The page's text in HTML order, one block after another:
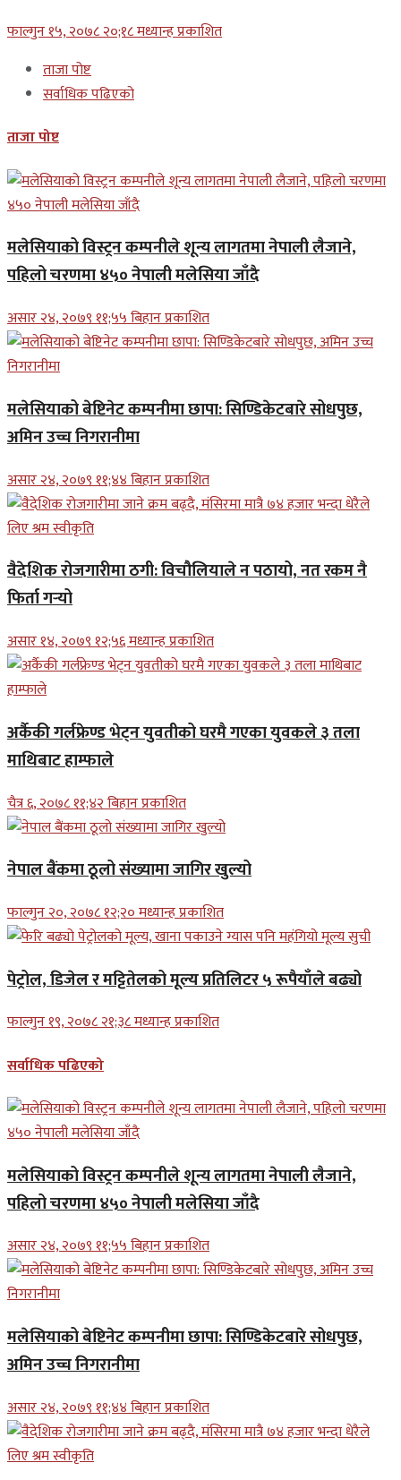
फाल्गुन १५, २०७८ २०;१८ मध्यान्ह प्रकाशित
ताजा पोष्ट
सर्वाधिक पढिएको
ताजा पोष्ट
मलेसियाको विस्ट्रन कम्पनीले शून्य लागतमा नेपाली लैजाने,
पहिलो चरणमा ४५० नेपाली मलेसिया जाँदै
असार २४, २०७९ ११;५५ बिहान प्रकाशित
मलेसियाको बेष्टिनेट कम्पनीमा छापा: सिण्डिकेटबारे सोधपुछ,
अमिन उच्च निगरानीमा
असार २४, २०७९ ११;४४ बिहान प्रकाशित
वैदेशिक रोजगारीमा ठगी: विचौलियाले न पठायो, नत रकम नै
फिर्ता गर्‍यो
असार १४, २०७९ १२;५६ मध्यान्ह प्रकाशित
अर्कैकी गर्लफ्रेण्ड भेट्न युवतीको घरमै गएका युवकले ३ तला
माथिबाट हाम्फाले
चैत्र ६, २०७८ ११;४२ बिहान प्रकाशित
नेपाल बैंकमा ठूलो संख्यामा जागिर खुल्यो
फाल्गुन २०, २०७८ १२;२० मध्यान्ह प्रकाशित
पेट्रोल, डिजेल र मट्टितेलको मूल्य प्रतिलिटर ५ रूपैयाँले बढ्यो
फाल्गुन १९, २०७८ २१;३८ मध्यान्ह प्रकाशित
सर्वाधिक पढिएको
मलेसियाको विस्ट्रन कम्पनीले शून्य लागतमा नेपाली लैजाने,
पहिलो चरणमा ४५० नेपाली मलेसिया जाँदै
असार २४, २०७९ ११;५५ बिहान प्रकाशित
मलेसियाको बेष्टिनेट कम्पनीमा छापा: सिण्डिकेटबारे सोधपुछ,
अमिन उच्च निगरानीमा
असार २४, २०७९ ११;४४ बिहान प्रकाशित